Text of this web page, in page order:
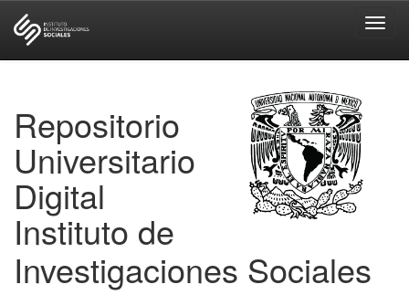
Repositorio
Universitario
Digital
Instituto de
Investigaciones Sociales